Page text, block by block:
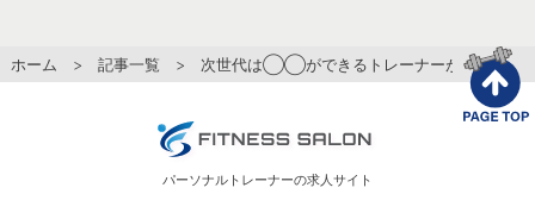
ホーム > 記事一覧 > 次世代は◯◯ができるトレーナーが重宝され
パーソナルトレーナーの求人サイト